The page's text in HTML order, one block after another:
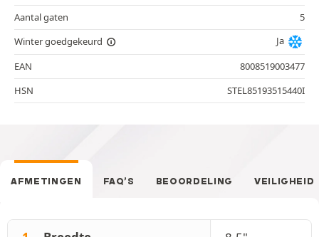
Aantal gaten
5
Winter goedgekeurd
Ja
EAN
8008519003477
HSN
STEL85193515440I
AFMETINGEN FAQ’S BEOORDELING VEILIGHEID